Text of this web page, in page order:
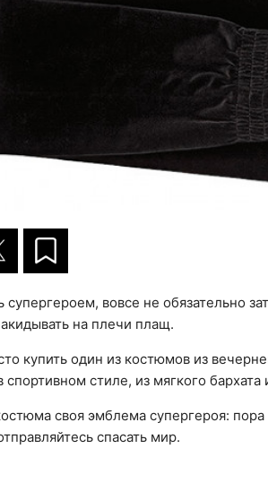
супергероем, вовсе не обязательно
на плечи плащ.
купить один из костюмов из
стиле, из мягкого
своя эмблема супергероя:
спасать мир.